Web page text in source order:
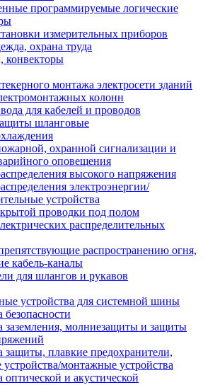
программируемые логические
измерительных приборов
охрана труда
конвекторы
монтажа электросети зданий
колонн
для кабелей и проводов
шланговые
охранной сигнализации и
оповещения
высокого напряжения
электроэнергии/
устройства
проводки под полом
распределительных
распространению огня,
кабель-каналы
для шлангов и рукавов
устройства для системной шины
безопасности
заземления, молниезащиты и защиты
защиты, плавкие предохранители,
монтажные устройства
оптической и акустической